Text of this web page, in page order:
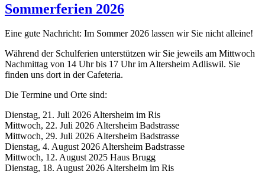
Sommerferien 2026
Eine gute Nachricht: Im Sommer 2026 lassen wir Sie nicht alleine!
Während der Schulferien unterstützen wir Sie jeweils am Mittwoch
Nachmittag von 14 Uhr bis 17 Uhr im Altersheim Adliswil. Sie
finden uns dort in der Cafeteria.
Die Termine und Orte sind:
Dienstag, 21. Juli 2026 Altersheim im Ris
Mittwoch, 22. Juli 2026 Altersheim Badstrasse
Mittwoch, 29. Juli 2026 Altersheim Badstrasse
Dienstag, 4. August 2026 Altersheim Badstrasse
Mittwoch, 12. August 2025 Haus Brugg
Dienstag, 18. August 2026 Altersheim im Ris